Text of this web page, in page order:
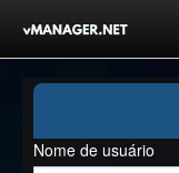
Competições
Nome de usuário